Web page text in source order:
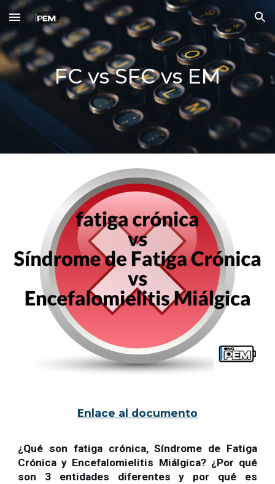
Skip to main content Skip to navigation
FC vs SFC vs EM
Enlace al documento
¿Qué son fatiga crónica, Síndrome de Fatiga
Crónica y Encefalomielitis Miálgica? ¿Por qué
son 3 entidades diferentes y por qué es